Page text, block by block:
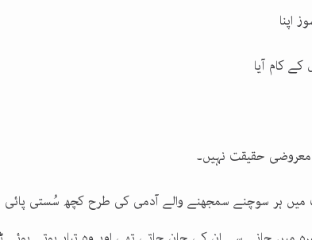
اپنا
کے کام آیا
حقیقت نہیں۔
میں ہر سوچنے سمجھنے والے آدمی کی طرح کچھ سُستی